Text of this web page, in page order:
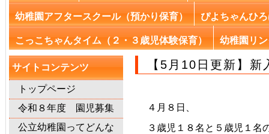
幼稚園アフタースクール（預かり保育） ぴよちゃんひ
こっこちゃんタイム（２・３歳児体験保育） 幼稚園リ
サイトコンテンツ
トップページ
令和８年度 園児募集
公立幼稚園ってどんな
【5月10日更新】
４月８日、
３歳児１８名と５歳児１名